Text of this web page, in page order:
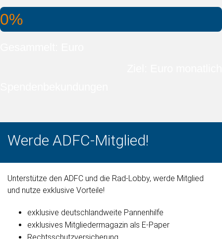
0%
Werde ADFC-Mitglied!
Unterstütze den ADFC und die Rad-Lobby, werde Mitglied
und nutze exklusive Vorteile!
exklusive deutschlandweite Pannenhilfe
exklusives Mitgliedermagazin als E-Paper
Rechtsschutzversicherung